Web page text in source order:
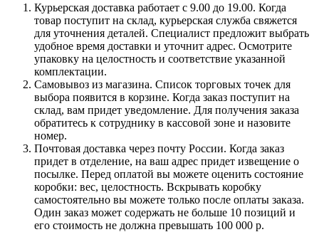
Курьерская доставка работает с 9.00 до 19.00. Когда
товар поступит на склад, курьерская служба свяжется
для уточнения деталей. Специалист предложит выбрать
удобное время доставки и уточнит адрес. Осмотрите
упаковку на целостность и соответствие указанной
комплектации.
Самовывоз из магазина. Список торговых точек для
выбора появится в корзине. Когда заказ поступит на
склад, вам придет уведомление. Для получения заказа
обратитесь к сотруднику в кассовой зоне и назовите
номер.
Почтовая доставка через почту России. Когда заказ
придет в отделение, на ваш адрес придет извещение о
посылке. Перед оплатой вы можете оценить состояние
коробки: вес, целостность. Вскрывать коробку
самостоятельно вы можете только после оплаты заказа.
Один заказ может содержать не больше 10 позиций и
его стоимость не должна превышать 100 000 р.